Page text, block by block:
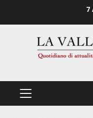
7
PRIMÄRES